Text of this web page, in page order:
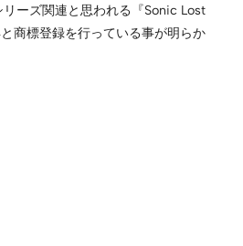
ーズ関連と思われる『Sonic Lost
商標登録を行っている事が明らか